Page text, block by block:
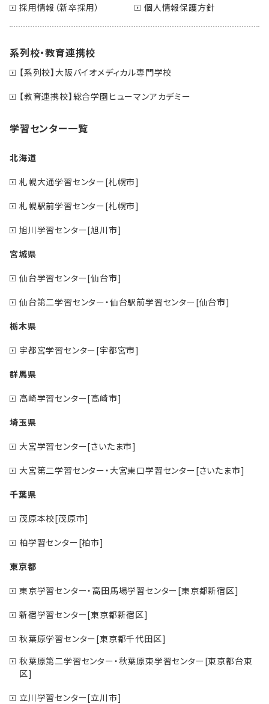
採用情報（新卒採用） 個人情報保護方針
系列校・教育連携校
【系列校】大阪バイオメディカル専門学校
【教育連携校】総合学園ヒューマンアカデミー
学習センター一覧
北海道
札幌大通学習センター[札幌市]
札幌駅前学習センター[札幌市]
旭川学習センター[旭川市]
宮城県
仙台学習センター[仙台市]
仙台第二学習センター・仙台駅前学習センター[仙台市]
栃木県
宇都宮学習センター[宇都宮市]
群馬県
高崎学習センター[高崎市]
埼玉県
大宮学習センター[さいたま市]
大宮第二学習センター・大宮東口学習センター[さいたま市]
千葉県
茂原本校[茂原市]
柏学習センター[柏市]
東京都
東京学習センター・高田馬場学習センター[東京都新宿区]
新宿学習センター[東京都新宿区]
秋葉原学習センター[東京都千代田区]
秋葉原第二学習センター・秋葉原東学習センター[東京都台東
区]
立川学習センター[立川市]